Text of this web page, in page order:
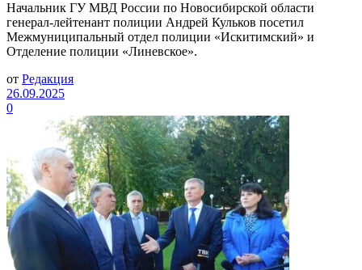
Начальник ГУ МВД России по Новосибирской области
генерал-лейтенант полиции Андрей Кульков посетил
Межмуниципальный отдел полиции «Искитимский» и
Отделение полиции «Линевское».
от Редакция
26.09.2025
0